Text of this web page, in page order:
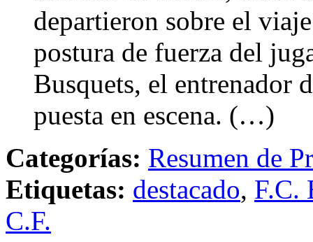
departieron sobre el
postura de fuerza del
Busquets, el entrenador
puesta en escena. (…)
Categorías: Resumen de
Etiquetas: destacado, F.C.
C.F.